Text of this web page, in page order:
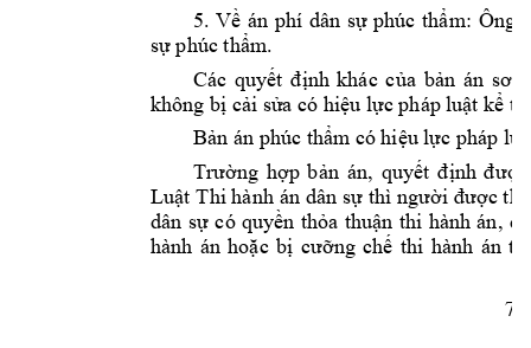
7
5. Về án phí dân sự phúc thẩm: Ông
sự phúc thẩm.
Các quyết định khác của bản án sơ
không bị cải sửa có hiệu lực pháp luật kể từ
Bản án phúc thẩm có hiệu lực pháp l
Trường hợp bản án, quyết định đ
Luật Thi hành án dân sự thì người được thi
dân sự có quyền thỏa thuận thi hành án,
hành án hoặc bị cưỡng chế thi hành án